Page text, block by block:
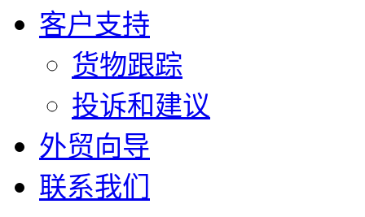
客户支持
货物跟踪
投诉和建议
外贸向导
联系我们